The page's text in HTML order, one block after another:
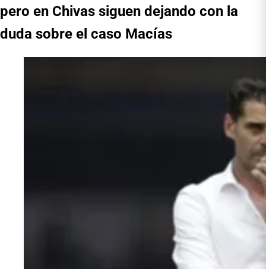
pero en Chivas siguen dejando con la
duda sobre el caso Macías